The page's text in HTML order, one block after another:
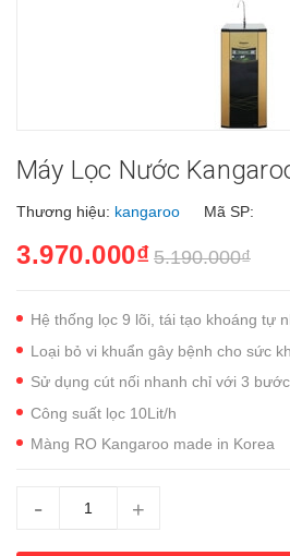
Máy Lọc Nước
Thương hiệu: kangaroo Mã SP:
3.970.000₫ 5.190.000₫
Hệ thống lọc 9 lõi, tái tạo khoáng tự
Loại bỏ vi khuẩn gây bệnh cho sức
Sử dụng cút nối nhanh chỉ với 3
Công suất lọc 10Lit/h
Màng RO Kangaroo made in Korea
- +